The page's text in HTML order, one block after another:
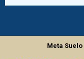
Meta Suelo